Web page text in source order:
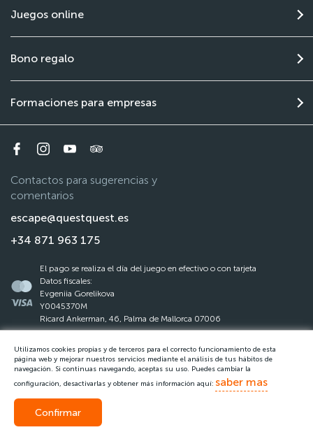
Juegos online
Bono regalo
Formaciones para empresas
Contactos para sugerencias y
comentarios
escape@questquest.es
+34 871 963 175
La ley de protección de datos
Reglas del Questquest
El pago se realiza el día del juego en efectivo o con tarjeta
Datos fiscales:
Evgeniia Gorelikova
Y0045370M
Ricard Ankerman, 46, Palma de Mallorca 07006
Utilizamos cookies propias y de terceros para el correcto funcionamiento de esta
página web y mejorar nuestros servicios mediante el análisis de tus hábitos de
navegación. Si continuas navegando, aceptas su uso. Puedes cambiar la
configuración, desactivarlas y obtener más información aquí: saber mas
Confirmar